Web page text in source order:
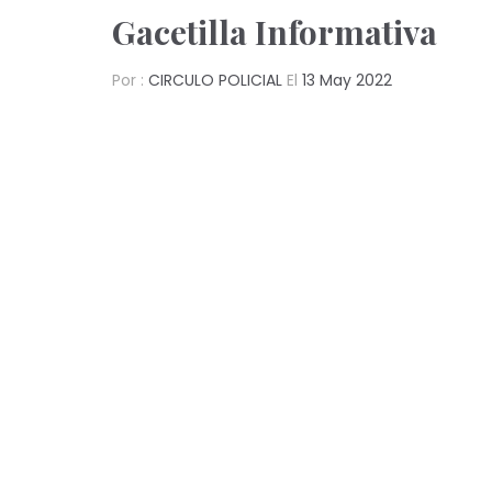
Gacetilla Informativa
Por : CIRCULO POLICIAL El 13 May 2022